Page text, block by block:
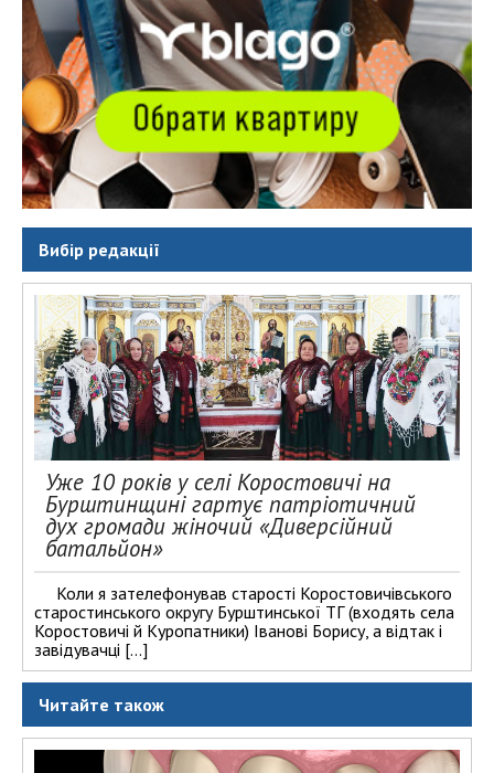
Вибір редакції
Уже 10 років у селі Коростовичі на
Бурштинщині гартує патріотичний
дух громади жіночий «Диверсійний
батальйон»
Коли я зателефонував старості Коростовичівського
старостинського округу Бурштинської ТГ (входять села
Коростовичі й Куропатники) Іванові Борису, а відтак і
завідувачці […]
Читайте також